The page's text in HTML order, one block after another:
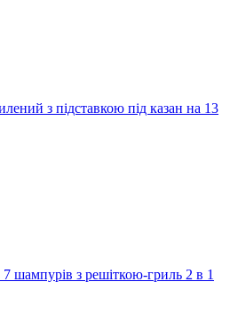
з підставкою під казан на 13
шампурів з решіткою-гриль 2 в 1